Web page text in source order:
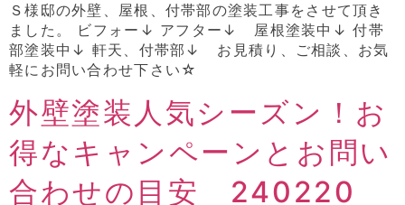
Ｓ様邸の外壁、屋根、付帯部の塗装工事をさせて頂き
ました。 ビフォー↓ アフター↓ 屋根塗装中↓ 付帯
部塗装中↓ 軒天、付帯部↓ お見積り、ご相談、お気
軽にお問い合わせ下さい☆
外壁塗装人気シーズン！お
得なキャンペーンとお問い
合わせの目安 240220